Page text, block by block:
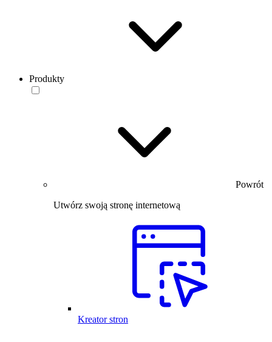
Produkty
Powrót
Utwórz swoją stronę internetową
Kreator stron